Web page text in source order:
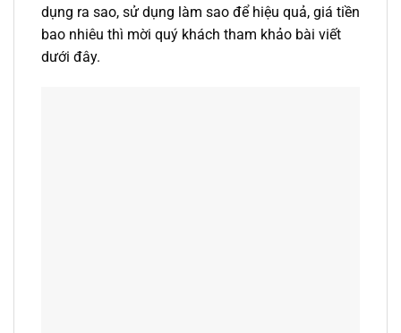
dụng ra sao, sử dụng làm sao để hiệu quả, giá tiền
bao nhiêu thì mời quý khách tham khảo bài viết
dưới đây.